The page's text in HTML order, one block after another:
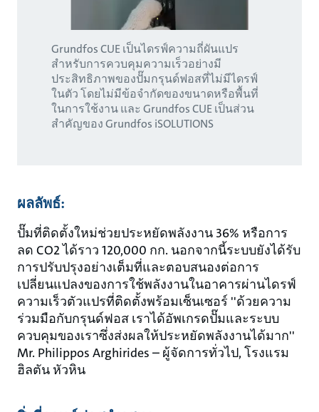
Grundfos CUE เป็นไดรฟ์ความถี่ผันแปร
สำหรับการควบคุมความเร็วอย่างมี
ประสิทธิภาพของปั๊มกรุนด์ฟอสที่ไม่มีไดรฟ์
ในตัว โดยไม่มีข้อจำกัดของขนาดหรือพื้นที่
ในการใช้งาน และ Grundfos CUE เป็นส่วน
สำคัญของ Grundfos iSOLUTIONS
ผลลัพธ์:
ปั๊มที่ติดตั้งใหม่ช่วยประหยัดพลังงาน 36% หรือการ
ลด CO2 ได้ราว 120,000 กก. นอกจากนี้ระบบยังได้รับ
การปรับปรุงอย่างเต็มที่และตอบสนองต่อการ
เปลี่ยนแปลงของการใช้พลังงานในอาคารผ่านไดรฟ์
ความเร็วตัวแปรที่ติดตั้งพร้อมเซ็นเซอร์ ''ด้วยความ
ร่วมมือกับกรุนด์ฟอส เราได้อัพเกรดปั๊มและระบบ
ควบคุมของเราซึ่งส่งผลให้ประหยัดพลังงานได้มาก''
Mr. Philippos Arghirides – ผู้จัดการทั่วไป, โรงแรม
ฮิลตัน หัวหิน